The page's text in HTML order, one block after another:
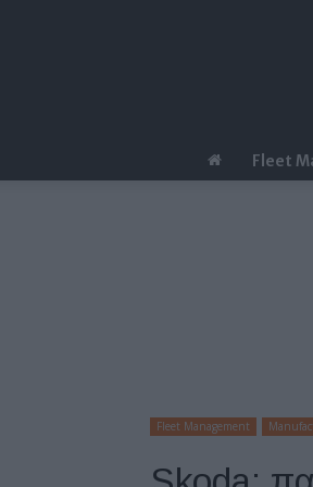
Fleet
Fleet Management